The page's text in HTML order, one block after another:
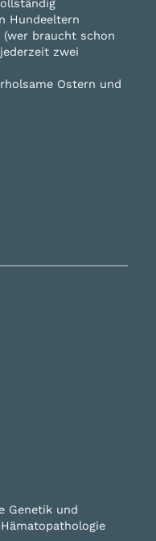
Hundeeltern
(wer braucht schon
zwei
Ostern und
Genetik und